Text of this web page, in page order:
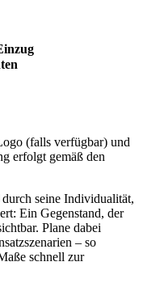
(falls verfügbar) und
erfolgt gemäß den
seine Individualität,
Ein Gegenstand, der
Plane dabei
– so
schnell zur